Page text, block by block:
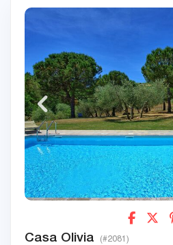
Casa Olivia (#2081)